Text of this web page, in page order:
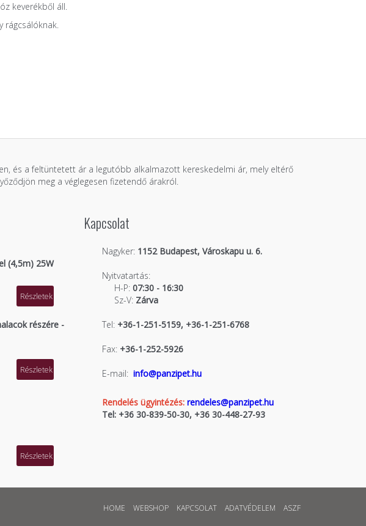
keverékből áll.
rágcsálóknak.
és a feltüntetett ár a legutóbb alkalmazott kereskedelmi ár, mely eltérő
meg a véglegesen fizetendő árakról.
(4,5m) 25W
Részletek
részére -
Részletek
Részletek
Kapcsolat
Nagyker: 1152 Budapest, Városkapu u. 6.
Nyitvatartás:
H-P: 07:30 - 16:30
Sz-V: Zárva
Tel: +36-1-251-5159, +36-1-251-6768
Fax: +36-1-252-5926
E-mail: info@panzipet.hu
Rendelés ügyintézés: rendeles@panzipet.hu
Tel: +36 30-839-50-30, +36 30-448-27-93
HOME WEBSHOP KAPCSOLAT ADATVÉDELEM ASZF